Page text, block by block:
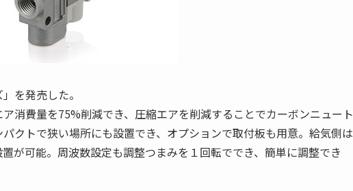
を発売した。
消費量を75%削減でき、圧縮エアを削減することでカーボンニュート
クトで狭い場所にも設置でき、オプションで取付板も用意。給気側は
が可能。周波数設定も調整つまみを１回転ででき、簡単に調整でき